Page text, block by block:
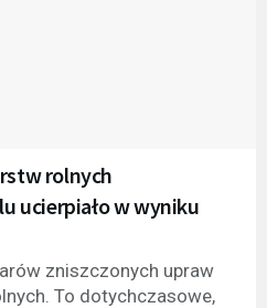
rolnych
ucierpiało w wyniku
zniszczonych upraw
To dotychczasowe,